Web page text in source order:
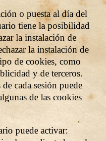
o puesta al día del
tiene la posibilidad
la instalación de
la instalación de
de cookies, como
y de terceros.
cada sesión puede
de las cookies
puede activar: